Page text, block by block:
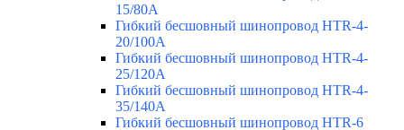
15/80A
Гибкий бесшовный шинопровод HTR-4-
20/100A
Гибкий бесшовный шинопровод HTR-4-
25/120A
Гибкий бесшовный шинопровод HTR-4-
35/140A
Гибкий бесшовный шинопровод HTR-6